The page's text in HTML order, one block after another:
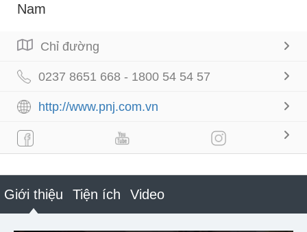
Nam
Chỉ đường
0237 8651 668 - 1800 54 54 57
http://www.pnj.com.vn
Giới thiệu Tiện ích Video